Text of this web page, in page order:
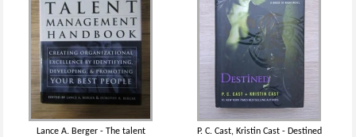
Lance A. Berger - The talent
P. C. Cast, Kristin Cast - Destined